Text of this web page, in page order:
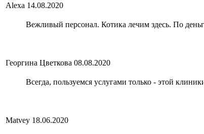
Alexa 14.08.2020
Вежливый персонал. Котика лечим здесь. По
Георгина Цветкова 08.08.2020
Всегда, пользуемся услугами только - этой
Matvey 18.06.2020